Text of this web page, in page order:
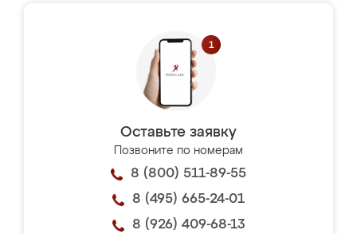
Оставьте заявку
Позвоните по номерам
8 (800) 511-89-55
8 (495) 665-24-01
8 (926) 409-68-13